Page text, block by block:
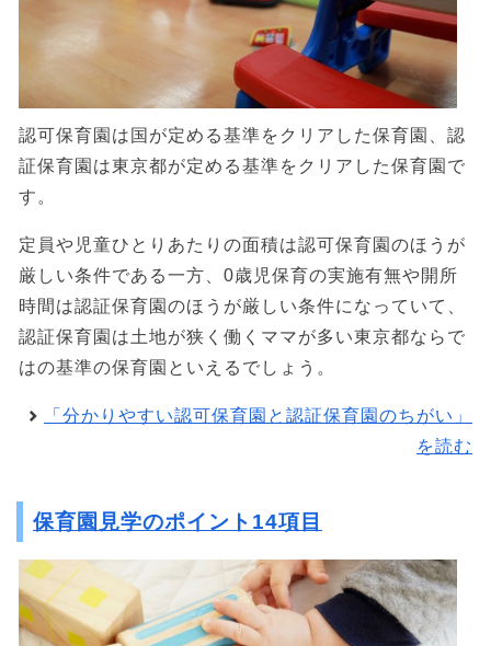
認可保育園は国が定める基準をクリアした保育園、認
証保育園は東京都が定める基準をクリアした保育園で
す。
定員や児童ひとりあたりの面積は認可保育園のほうが
厳しい条件である一方、0歳児保育の実施有無や開所
時間は認証保育園のほうが厳しい条件になっていて、
認証保育園は土地が狭く働くママが多い東京都ならで
はの基準の保育園といえるでしょう。
「分かりやすい認可保育園と認証保育園のちがい」
を読む
保育園見学のポイント14項目